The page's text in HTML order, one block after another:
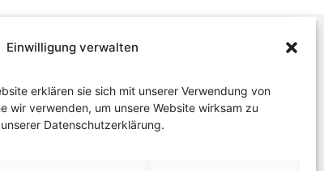
Einwilligung verwalten
erklären sie sich mit unserer Verwendung von
wir verwenden, um unsere Website wirksam zu
Datenschutzerklärung.
Tripadvisor